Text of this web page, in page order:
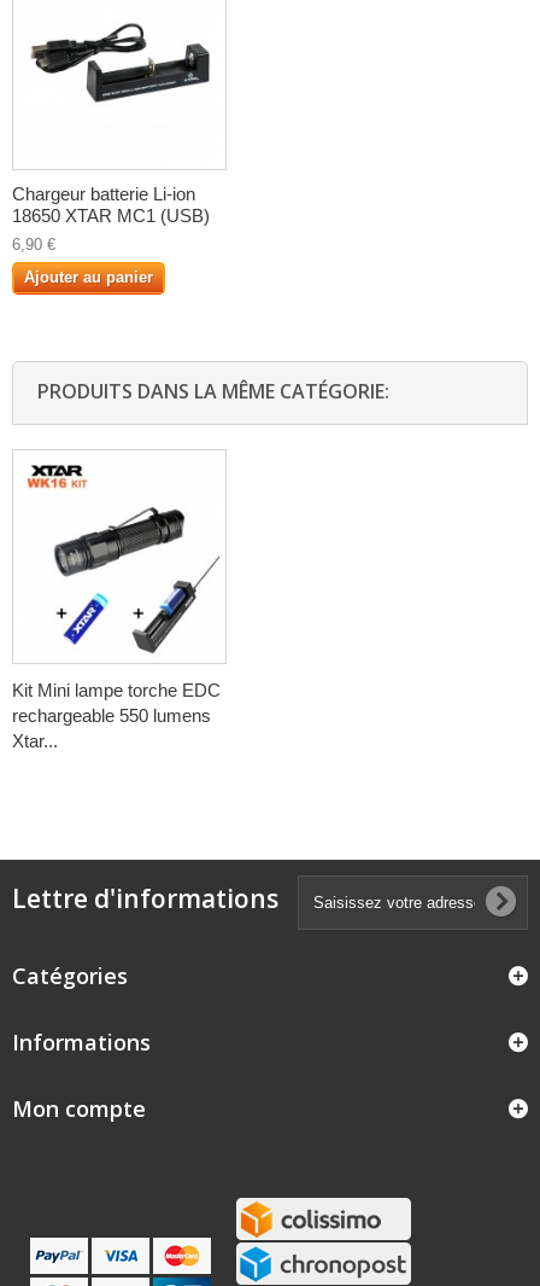
Chargeur batterie Li-ion
18650 XTAR MC1 (USB)
6,90 €
Ajouter au panier
PRODUITS DANS LA MÊME CATÉGORIE:
Kit Mini lampe torche EDC
rechargeable 550 lumens
Xtar...
Lettre d'informations
Catégories
Informations
Mon compte